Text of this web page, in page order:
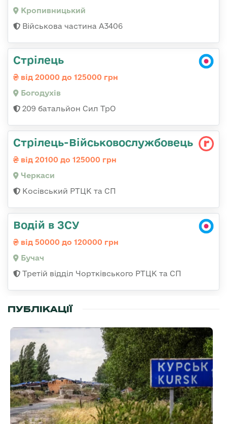
Кропивницький
Військова частина А3406
Стрілець
від 20000 до 125000 грн
Богодухів
209 батальйон Сил ТрО
Стрілець-Військовослужбовець
від 20100 до 125000 грн
Черкаси
Косівський РТЦК та СП
Водій в ЗСУ
від 50000 до 120000 грн
Бучач
Третій відділ Чортківського РТЦК та СП
ПУБЛІКАЦІЇ